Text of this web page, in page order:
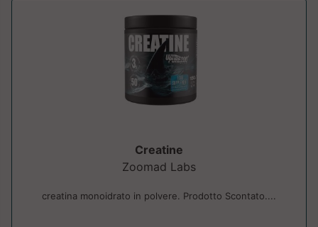
Creatine
Zoomad Labs
creatina monoidrato in polvere. Prodotto Scontato....